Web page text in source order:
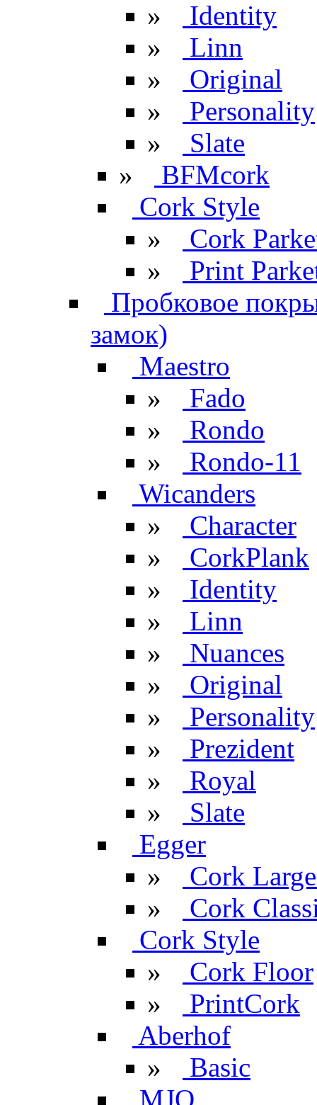
»
Identity
»
Linn
»
Original
»
Personality
»
Slate
»
BFMcork
Cork Style
»
Cork
»
Print
Пробковое
замок)
Maestro
»
Fado
»
Rondo
»
Rondo-11
Wicanders
»
Character
»
CorkPlank
»
Identity
»
Linn
»
Nuances
»
Original
»
Personality
»
Prezident
»
Royal
»
Slate
Egger
»
Cork
»
Cork
Cork Style
»
Cork Floor
»
PrintCork
Aberhof
»
Basic
MJO